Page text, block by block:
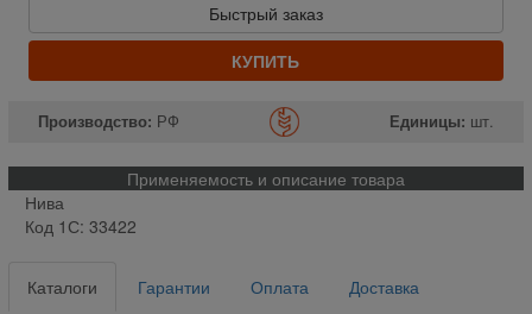
Быстрый заказ
КУПИТЬ
Производство: РФ Единицы: шт.
Применяемость и описание товара
Нива
Код 1С: 33422
Каталоги Гарантии Оплата Доставка